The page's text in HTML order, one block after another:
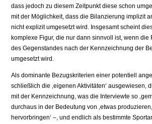
dass jedoch zu diesem Zeitpunkt diese schon
mit der Möglichkeit, dass die Bilanzierung implizit
nicht explizit umgesetzt wird. Insgesamt scheint
komplexe Figur, die nur dann sinnvoll ist, wenn die
des Gegenstandes nach der Kennzeichnung der
umgesetzt wird.
Als dominante Bezugskriterien einer potentiell
schließlich die ‚eigenen Aktivitäten‘ ausgewiesen,
mit der Kennzeichnung, was die Interviewte so
durchaus in der Bedeutung von ‚etwas
hervorbringen‘ –, und endlich als bestimmte